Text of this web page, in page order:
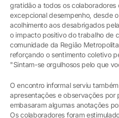
gratidão a todos os
excepcional desempenho, desde
acolhimento aos desabrigados
o impacto positivo do trabalho de
comunidade da Região
reforçando o sentimento coletivo
"Sintam-se orgulhosos pelo que
O encontro informal serviu
apresentações e observações
embasaram algumas anotações
Os colaboradores foram